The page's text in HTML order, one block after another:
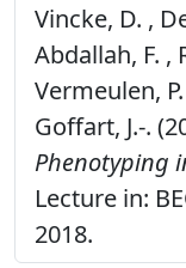
Vincke, D. ,
Abdallah, F. ,
Vermeulen,
Goffart, J.-.
Phenotyping
Lecture in:
2018.